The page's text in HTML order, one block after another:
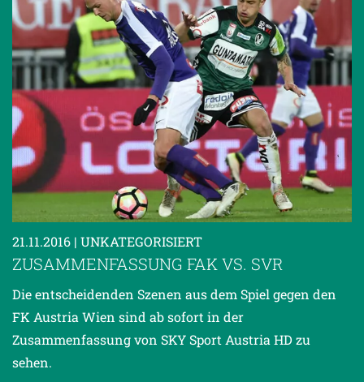
21.11.2016 | UNKATEGORISIERT
ZUSAMMENFASSUNG FAK VS. SVR
Die entscheidenden Szenen aus dem Spiel gegen den
FK Austria Wien sind ab sofort in der
Zusammenfassung von SKY Sport Austria HD zu
sehen.